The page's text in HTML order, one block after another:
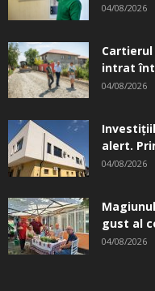
04/08/2026
Cartierul
intrat
04/08/2026
alert.
04/08/2026
gust al
04/08/2026